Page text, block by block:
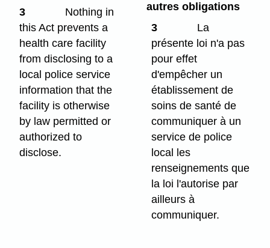
3
Nothing in
this Act prevents a
health care facility
from disclosing to a
local police service
information that the
facility is otherwise
by law permitted or
authorized to
disclose.
autres obligations
3
La
présente loi n'a pas
pour effet
d'empêcher un
établissement de
soins de santé de
communiquer à un
service de police
local les
renseignements que
la loi l'autorise par
ailleurs à
communiquer.